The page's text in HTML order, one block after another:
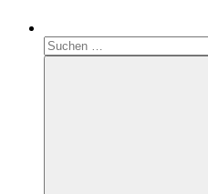
Suchen
nach: